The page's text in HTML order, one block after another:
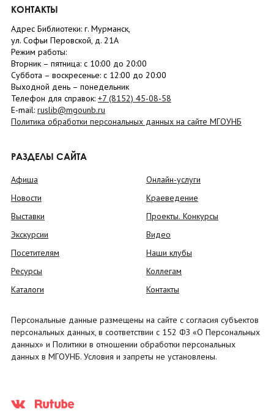
КОНТАКТЫ
Адрес Библиотеки: г. Мурманск,
ул. Софьи Перовской, д. 21А
Режим работы:
Вторник – пятница: с 10:00 до 20:00
Суббота – воскресенье: c 12:00 до 20:00
Выходной день – понедельник
Телефон для справок: +7 (8152) 45-08-58
E-mail: ruslib@mgounb.ru
Политика обработки персональных данных на сайте МГОУНБ
РАЗДЕЛЫ САЙТА
Афиша
Новости
Выставки
Экскурсии
Посетителям
Ресурсы
Каталоги
Онлайн-услуги
Краеведение
Проекты. Конкурсы
Видео
Наши клубы
Коллегам
Контакты
Персональные данные размещены на сайте с согласия субъектов
персональных данных, в соответствии с 152 ФЗ «О Персональных
данных» и Политики в отношении обработки персональных
данных в МГОУНБ. Условия и запреты не установлены.